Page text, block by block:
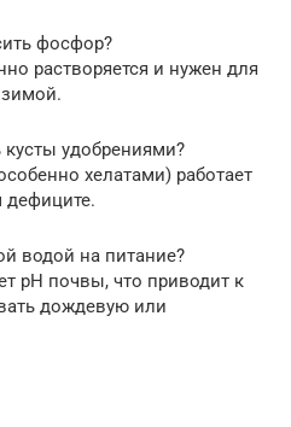
фосфор?
растворяется и нужен для
удобрениями?
хелатами) работает
дефиците.
водой на питание?
pH почвы, что приводит к
дождевую или